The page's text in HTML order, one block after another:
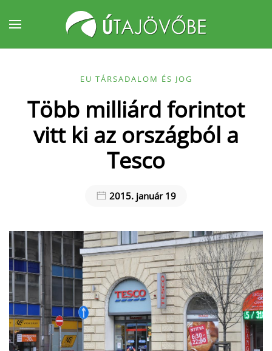
Fő tartalom átugrása
EU TÁRSADALOM ÉS JOG
Több milliárd forintot
vitt ki az országból a
Tesco
2015. január 19